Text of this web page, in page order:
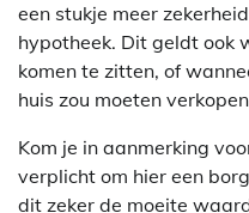
een stukje meer
hypotheek. Dit geldt ook
komen te zitten, of
huis zou moeten
Kom je in aanmerking
verplicht om hier een
dit zeker de moeite